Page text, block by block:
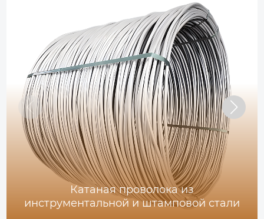
Катаная проволока из
инструментальной и штамповой стали